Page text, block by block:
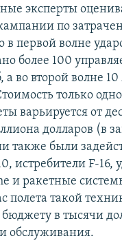
эксперты
по
в первой волне
более 100
а во второй волне
только
варьируется от
долларов (в
также были
истребители F-16,
и ракетные
полета такой
в тысячи
обслуживания.